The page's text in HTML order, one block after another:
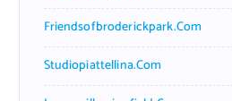
Friendsofbroderickpark.com
Studiopiattellina.com